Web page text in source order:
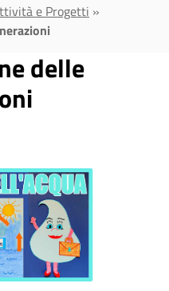
e Progetti »
delle